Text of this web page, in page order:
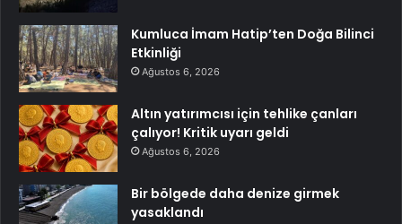
Kumluca İmam Hatip’ten Doğa Bilinci
Etkinliği
Ağustos 6, 2026
Altın yatırımcısı için tehlike çanları
çalıyor! Kritik uyarı geldi
Ağustos 6, 2026
Bir bölgede daha denize girmek
yasaklandı